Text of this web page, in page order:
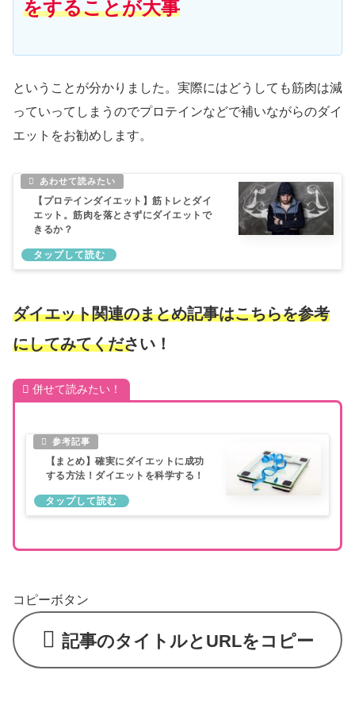
をすることが大事
ということが分かりました。実際にはどうしても筋肉は減
っていってしまうのでプロテインなどで補いながらのダイ
エットをお勧めします。
【プロテインダイエット】筋トレとダイ
エット。筋肉を落とさずにダイエットで
きるか？
ダイエット関連のまとめ記事はこちらを参考
にしてみてください！
併せて読みたい！
【まとめ】確実にダイエットに成功
する方法！ダイエットを科学する！
コピーボタン
記事のタイトルとURLをコピー